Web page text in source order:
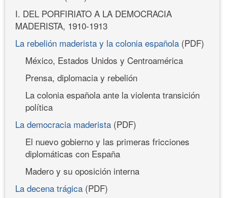
I. DEL PORFIRIATO A LA DEMOCRACIA
MADERISTA, 1910-1913
La rebelión maderista y la colonia española (PDF)
México, Estados Unidos y Centroamérica
Prensa, diplomacia y rebelión
La colonia española ante la violenta transición
política
La democracia maderista (PDF)
El nuevo gobierno y las primeras fricciones
diplomáticas con España
Madero y su oposición interna
La decena trágica (PDF)